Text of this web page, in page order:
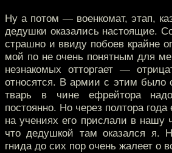
Ну а потом — военкомат, этап,
дедушки оказались настоящие.
страшно и ввиду побоев крайне
мой по не очень понятным для
незнакомых отторгает —
относятся. В армии с этим было
тварь в чине ефрейтора
постоянно. Но через полтора
на учениях его прислали в нашу
что дедушкой там оказался я.
гнида до сих пор очень жалеет о